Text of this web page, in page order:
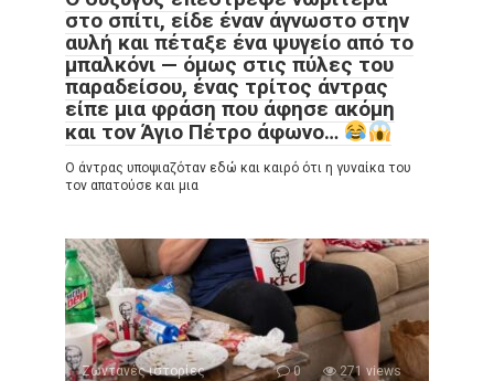
στο σπίτι, είδε έναν άγνωστο στην
αυλή και πέταξε ένα ψυγείο από το
μπαλκόνι — όμως στις πύλες του
παραδείσου, ένας τρίτος άντρας
είπε μια φράση που άφησε ακόμη
και τον Άγιο Πέτρο άφωνο…
Ο άντρας υποψιαζόταν εδώ και καιρό ότι η γυναίκα του
τον απατούσε και μια
Ζωντανές ιστορίες 0 271 views